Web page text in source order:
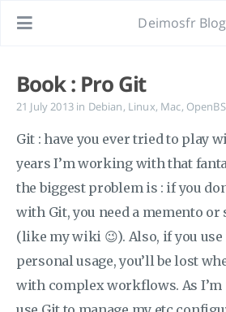
Deimosfr Blog
Book : Pro Git
21 July 2013 in Debian, Linux, Mac,
Git : have you ever tried to play
years I’m working with that
the biggest problem is : if you
with Git, you need a memento
(like my wiki 😉). Also, if you
personal usage, you’ll be lost
with complex workflows. As I’m